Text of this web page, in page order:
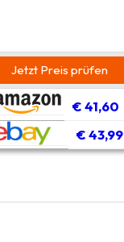
Jetzt Preis prüfen
€ 41,60
€ 43,99